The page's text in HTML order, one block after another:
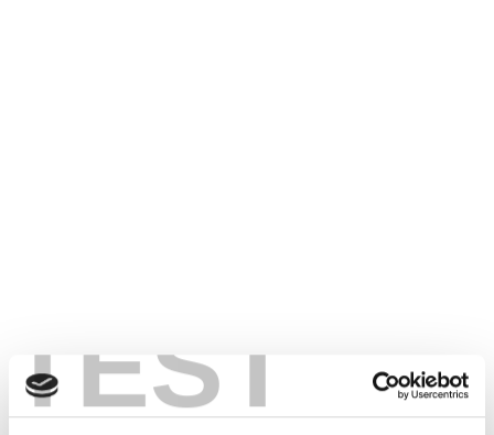
TEST